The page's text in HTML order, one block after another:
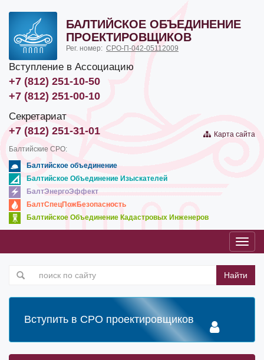
БАЛТИЙСКОЕ ОБЪЕДИНЕНИЕ
ПРОЕКТИРОВЩИКОВ
Рег. номер: СРО-П-042-05112009
Вступление в Ассоциацию
+7 (812) 251-10-50
+7 (812) 251-00-10
Секретариат
+7 (812) 251-31-01
Карта сайта
Балтийские СРО:
Балтийское объединение
Балтийское Объединение Изыскателей
БалтЭнергоЭффект
БалтСпецПожБезопасность
Балтийское Объединение Кадастровых Инженеров
Найти
Вступить в СРО проектировщиков